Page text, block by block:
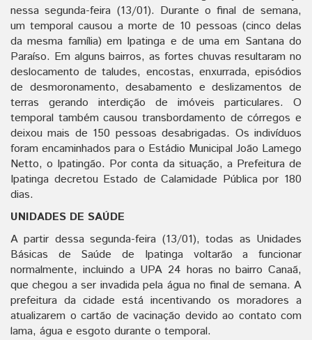
nessa segunda-feira (13/01). Durante o final de semana,
um temporal causou a morte de 10 pessoas (cinco delas
da mesma família) em Ipatinga e de uma em Santana do
Paraíso. Em alguns bairros, as fortes chuvas resultaram no
deslocamento de taludes, encostas, enxurrada, episódios
de desmoronamento, desabamento e deslizamentos de
terras gerando interdição de imóveis particulares. O
temporal também causou transbordamento de córregos e
deixou mais de 150 pessoas desabrigadas. Os indivíduos
foram encaminhados para o Estádio Municipal João Lamego
Netto, o Ipatingão. Por conta da situação, a Prefeitura de
Ipatinga decretou Estado de Calamidade Pública por 180
dias.
UNIDADES DE SAÚDE
A partir dessa segunda-feira (13/01), todas as Unidades
Básicas de Saúde de Ipatinga voltarão a funcionar
normalmente, incluindo a UPA 24 horas no bairro Canaã,
que chegou a ser invadida pela água no final de semana. A
prefeitura da cidade está incentivando os moradores a
atualizarem o cartão de vacinação devido ao contato com
lama, água e esgoto durante o temporal.